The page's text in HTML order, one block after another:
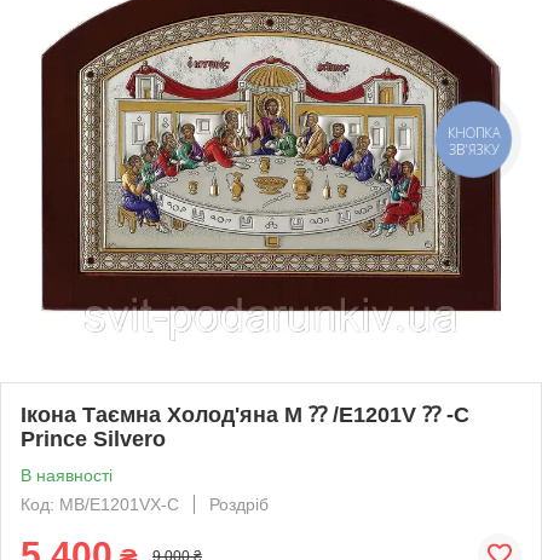
Ікона Таємна Холод'яна M ⁇ /E1201V ⁇ -C
Prince Silvero
В наявності
Код: MΒ/E1201VΧ-C
Роздріб
9 000 ₴
КНОПКА
ЗВ'ЯЗКУ